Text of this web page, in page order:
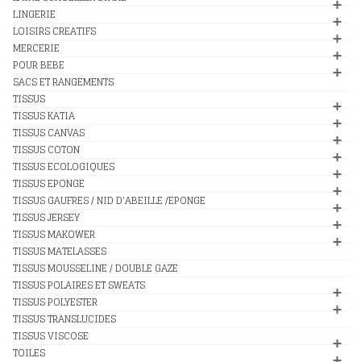
LINGERIE
LOISIRS CREATIFS
MERCERIE
POUR BEBE
SACS ET RANGEMENTS
TISSUS
TISSUS KATIA
TISSUS CANVAS
TISSUS COTON
TISSUS ECOLOGIQUES
TISSUS EPONGE
TISSUS GAUFRES / NID D'ABEILLE /EPONGE
TISSUS JERSEY
TISSUS MAKOWER
TISSUS MATELASSES
TISSUS MOUSSELINE / DOUBLE GAZE
TISSUS POLAIRES ET SWEATS
TISSUS POLYESTER
TISSUS TRANSLUCIDES
TISSUS VISCOSE
TOILES